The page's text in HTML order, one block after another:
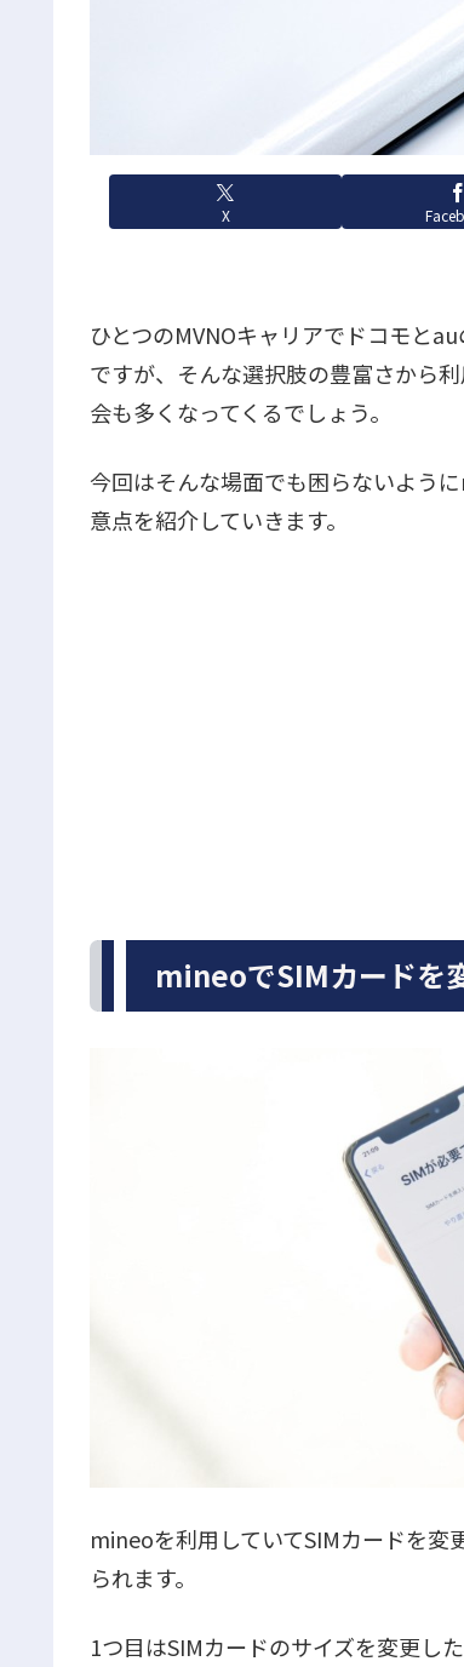
X
ひとつのMVNOキャリアでドコモと
ですが、そんな選択肢の豊富さから
会も多くなってくるでしょう。
今回はそんな場面でも困らないよう
意点を紹介していきます。
mineoでSIMカードを
mineoを利用していてSIMカードを
られます。
1つ目はSIMカードのサイズを変更し